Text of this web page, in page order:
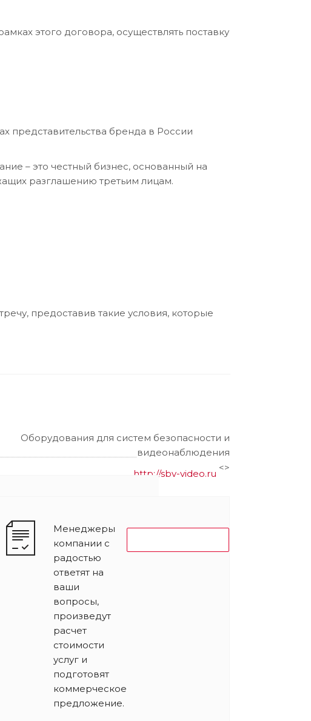
этого договора, осуществлять поставку
представительства бренда в России
– это честный бизнес, основанный на
разглашению третьим лицам.
предоставив такие условия, которые
Оборудования для систем безопасности и
видеонаблюдения
http://sbv-video.ru
<>
Наши специалисты ответят на
любой интересующий вопрос
Задать вопрос
Менеджеры
компании с
радостью
ответят на
ваши
вопросы,
произведут
расчет
стоимости
услуг и
подготовят
коммерческое
предложение.